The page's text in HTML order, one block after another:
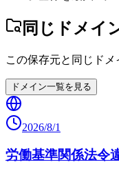
同じドメイ
この保存元と同じドメ
ドメイン一覧を見る
2026/8/1
労働基準関係法令